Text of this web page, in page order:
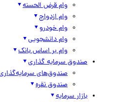
وام قرض الحسنه
وام ازدواج
وام خودرو
وام دانشجویی
وام بر اساس بانک
صندوق سرمایه گذاری
صندوق‌های سرمایه‌گذاری طلا
صندوق نقره
بازار سرمایه